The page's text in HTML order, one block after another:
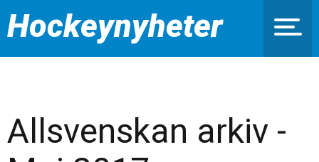
Hockeynyheter
Allsvenskan arkiv -